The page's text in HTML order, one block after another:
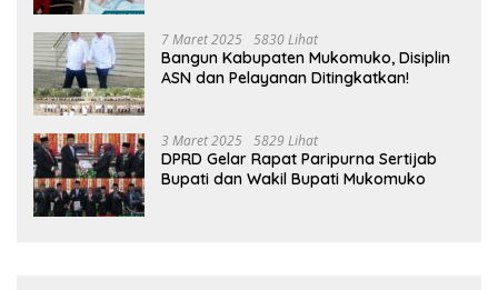
7 Maret 2025 5830 Lihat
Bangun Kabupaten Mukomuko, Disiplin
ASN dan Pelayanan Ditingkatkan!
3 Maret 2025 5829 Lihat
DPRD Gelar Rapat Paripurna Sertijab
Bupati dan Wakil Bupati Mukomuko